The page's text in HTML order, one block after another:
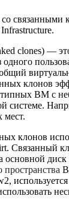
связанными
clones) —
клонов
ВМ с
системе.
мест.
клонов
Связанный
основной
пространства